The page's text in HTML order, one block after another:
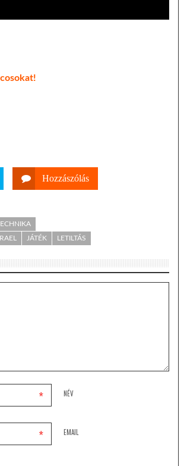
Hozzászólás
JÁTÉK LETILTÁS
NÉV
*
EMAIL
*